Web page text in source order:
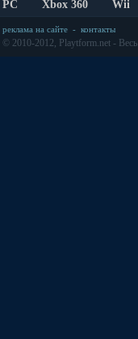
PC Xbox 360 Wii
реклама на сайте - контакты
© 2010-2012, Playtform.net -